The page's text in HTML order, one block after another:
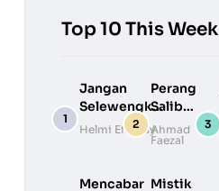
Top 10 This Week
Jangan
Selewengkan
Sejarah
Helmi Effendy
Perang
Salib
Pertama
–
Templar
Ahmad
Faezal
Mencabar Mistik